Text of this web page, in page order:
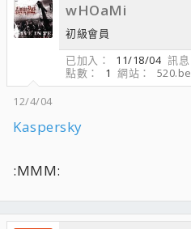
wHOaMi
初級會員
已加入
11/18/04 訊息
點數
1 網站
520.be
12/4/04
Kaspersky
:MMM: